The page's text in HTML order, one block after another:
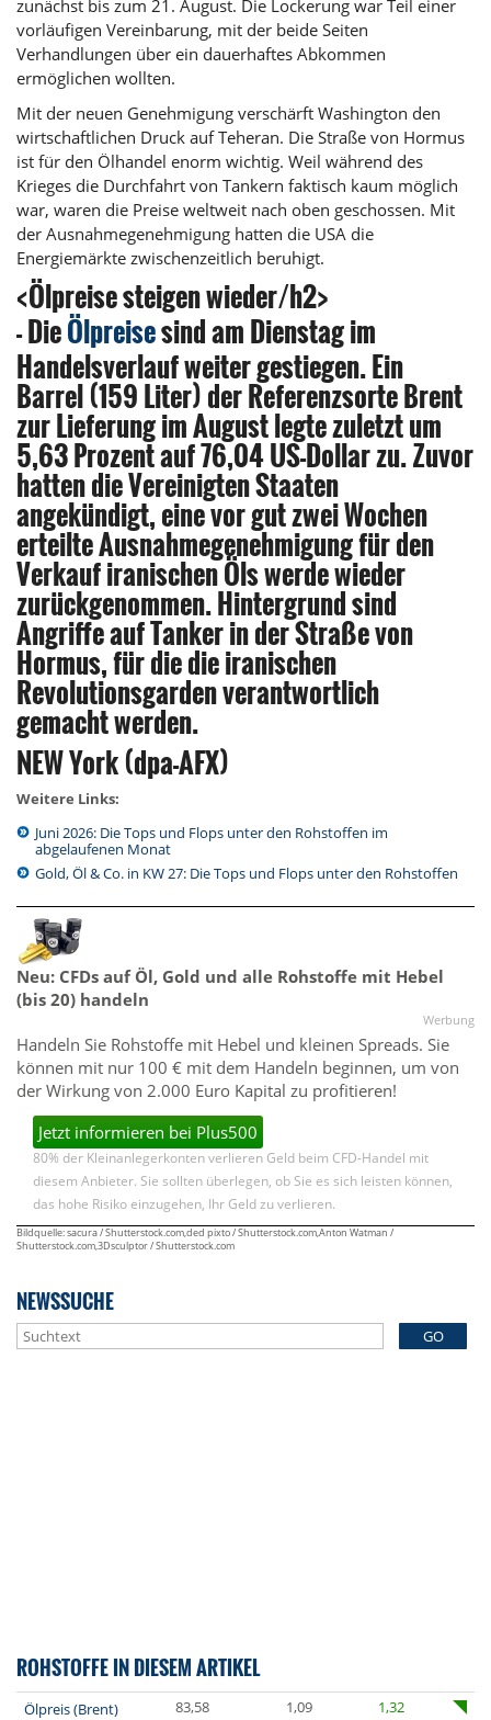
zunächst bis zum 21. August. Die Lockerung war Teil einer
vorläufigen Vereinbarung, mit der beide Seiten
Verhandlungen über ein dauerhaftes Abkommen
ermöglichen wollten.
Mit der neuen Genehmigung verschärft Washington den
wirtschaftlichen Druck auf Teheran. Die Straße von Hormus
ist für den Ölhandel enorm wichtig. Weil während des
Krieges die Durchfahrt von Tankern faktisch kaum möglich
war, waren die Preise weltweit nach oben geschossen. Mit
der Ausnahmegenehmigung hatten die USA die
Energiemärkte zwischenzeitlich beruhigt.
<Ölpreise steigen wieder/h2>
- DieÖlpreisesind am Dienstag im
Handelsverlauf weiter gestiegen. Ein
Barrel (159 Liter) der Referenzsorte Brent
zur Lieferung im August legte zuletzt um
5,63 Prozent auf 76,04 US-Dollar zu. Zuvor
hatten die Vereinigten Staaten
angekündigt, eine vor gut zwei Wochen
erteilte Ausnahmegenehmigung für den
Verkauf iranischen Öls werde wieder
zurückgenommen. Hintergrund sind
Angriffe auf Tanker in der Straße von
Hormus, für die die iranischen
Revolutionsgarden verantwortlich
gemacht werden.
NEW York (dpa-AFX)
Weitere Links:
Juni 2026: Die Tops und Flops unter den Rohstoffen im
abgelaufenen Monat
Gold, Öl & Co. in KW 27: Die Tops und Flops unter den Rohstoffen
Neu: CFDs auf Öl, Gold und alle Rohstoffe mit Hebel
(bis 20) handeln
Werbung
Handeln Sie Rohstoffe mit Hebel und kleinen Spreads. Sie
können mit nur 100 € mit dem Handeln beginnen, um von
der Wirkung von 2.000 Euro Kapital zu profitieren!
Jetzt informieren bei Plus500
80% der Kleinanlegerkonten verlieren Geld beim CFD-Handel mit
diesem Anbieter. Sie sollten überlegen, ob Sie es sich leisten können,
das hohe Risiko einzugehen, Ihr Geld zu verlieren.
Bildquelle: sacura / Shutterstock.com,ded pixto / Shutterstock.com,Anton Watman /
Shutterstock.com,3Dsculptor / Shutterstock.com
NEWSSUCHE
GO
ROHSTOFFE IN DIESEM ARTIKEL
Ölpreis (Brent) 83,58 1,09
1,32